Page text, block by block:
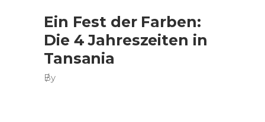
Ein Fest der Farben:
Die 4 Jahreszeiten in
Tansania
By